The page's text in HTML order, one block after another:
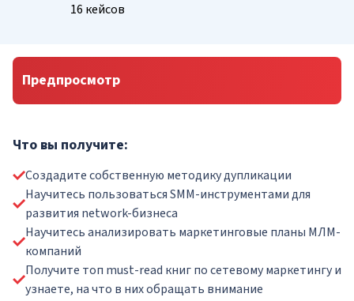
16 кейсов
Предпросмотр
Что вы получите:
Создадите собственную методику дупликации
Научитесь пользоваться SMM-инструментами для
развития network-бизнеса
Научитесь анализировать маркетинговые планы МЛМ-
компаний
Получите топ must-read книг по сетевому маркетингу и
узнаете, на что в них обращать внимание